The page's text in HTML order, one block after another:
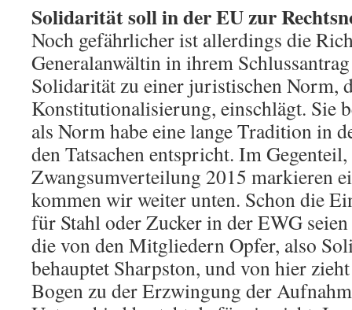
Solidarität soll in der EU zur
Noch gefährlicher ist allerdings die
Generalanwältin in ihrem
Solidarität zu einer juristischen Norm,
Konstitutionalisierung, einschlägt. Sie
als Norm habe eine lange Tradition in
den Tatsachen entspricht. Im
Zwangsumverteilung 2015 markieren
kommen wir weiter unten. Schon die
für Stahl oder Zucker in der EWG seien
die von den Mitgliedern Opfer, also
behauptet Sharpston, und von hier
Bogen zu der Erzwingung der